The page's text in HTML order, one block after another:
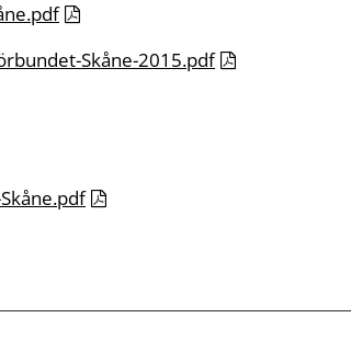
Skåne-2015.pdf